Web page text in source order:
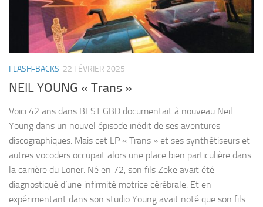
FLASH-BACKS 22 FÉVRIER 2025
NEIL YOUNG « Trans »
Voici 42 ans dans BEST GBD documentait à nouveau Neil
Young dans un nouvel épisode inédit de ses aventures
discographiques. Mais cet LP « Trans » et ses synthétiseurs et
autres vocoders occupait alors une place bien particulière dans
la carrière du Loner. Né en 72, son fils Zeke avait été
diagnostiqué d’une infirmité motrice cérébrale. Et en
expérimentant dans son studio Young avait noté que son fils